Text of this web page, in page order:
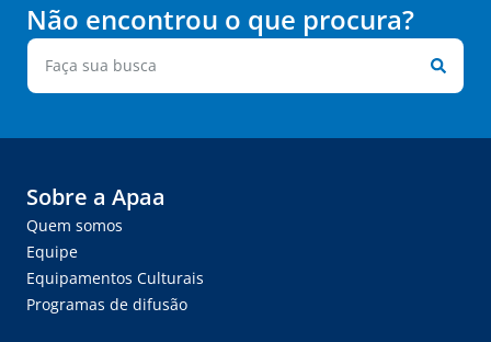
Não encontrou o que procura?
Sobre a Apaa
Quem somos
Equipe
Equipamentos Culturais
Programas de difusão